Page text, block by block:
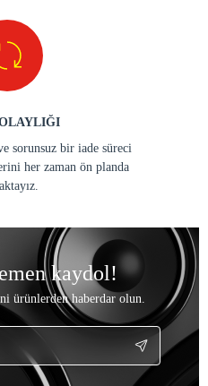
sorunsuz bir iade süreci
her zaman ön planda
kaydol!
ürünlerden haberdar olun.